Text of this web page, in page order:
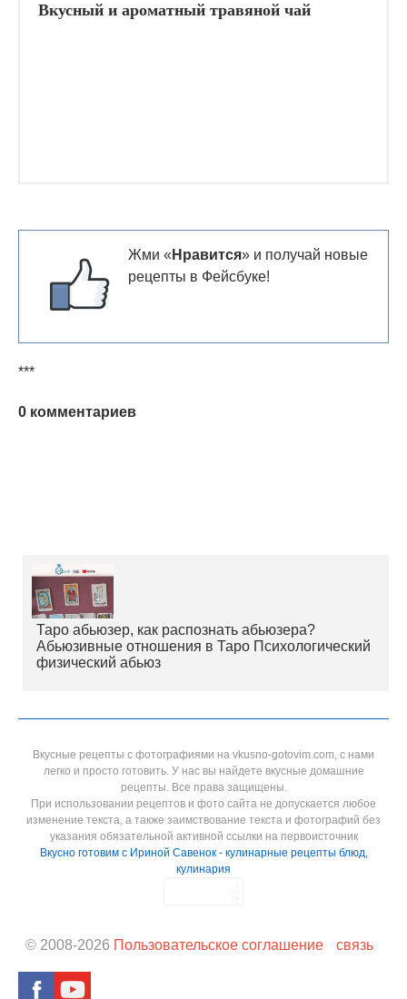
Вкусный и ароматный травяной чай
Жми « Нравится» и получай новые
рецепты в Фейсбуке!
***
0 комментариев
Таро абьюзер, как распознать абьюзера?
Абьюзивные отношения в Таро Психологический
физический абьюз
Вкусные рецепты с фотографиями на vkusno-gotovim.com, с нами
легко и просто готовить. У нас вы найдете вкусные домашние
рецепты. Все права защищены.
При использовании рецептов и фото сайта не допускается любое
изменение текста, а также заимствование текста и фотографий без
указания обязательной активной ссылки на первоисточник
Вкусно готовим с Ириной Савенок - кулинарные рецепты блюд,
кулинария
© 2008-2026 Пользовательское соглашение связь